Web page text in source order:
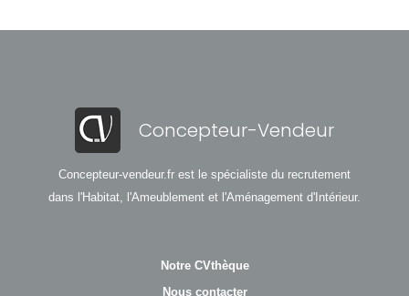
Concepteur-Vendeur
Concepteur-vendeur.fr est le spécialiste du recrutement
dans l'Habitat, l'Ameublement et l'Aménagement d'Intérieur.
Notre CVthèque
Nous contacter